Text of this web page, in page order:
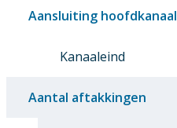
Aansluiting hoofdkanaal
Kanaaleind
Aantal aftakkingen